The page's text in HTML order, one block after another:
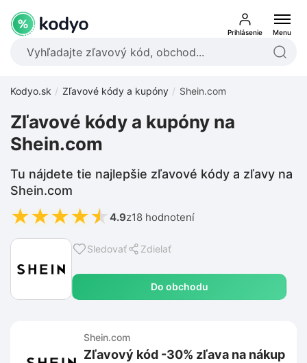
Prihlásenie Menu
Kodyo.sk Zľavové kódy a kupóny Shein.com
Sledovať Zdielať
Do obchodu
Zľavové kódy a kupóny na
Shein.com
Tu nájdete tie najlepšie zľavové kódy a zľavy na
Shein.com
★★★★★ 4.9z18 hodnotení
Shein.com
Zľavový kód -30% zľava na nákup